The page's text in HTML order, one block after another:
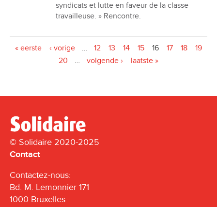
syndicats et lutte en faveur de la classe
travailleuse. » Rencontre.
« eerste ‹ vorige … 12 13 14 15 16 17 18
19
20
… volgende › laatste »
© Solidaire 2020-2025
Contact
Contactez-nous:
Bd. M. Lemonnier 171
1000 Bruxelles